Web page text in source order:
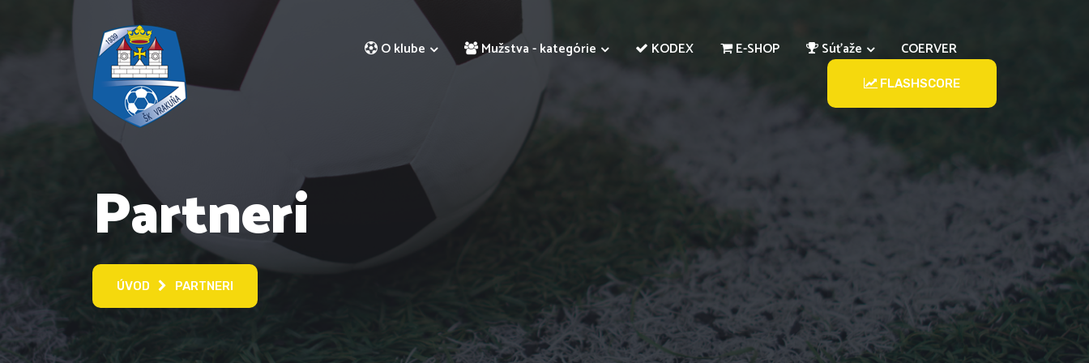
O klube Mužstva - kategórie KODEX E-SHOP Súťaže COERVER
FLASHSCORE
Partneri
ÚVOD PARTNERI